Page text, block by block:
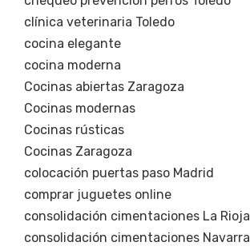
clínica veterinaria Toledo
cocina elegante
cocina moderna
Cocinas abiertas Zaragoza
Cocinas modernas
Cocinas rústicas
Cocinas Zaragoza
colocación puertas paso Madrid
comprar juguetes online
consolidación cimentaciones La Rioja
consolidación cimentaciones Navarra